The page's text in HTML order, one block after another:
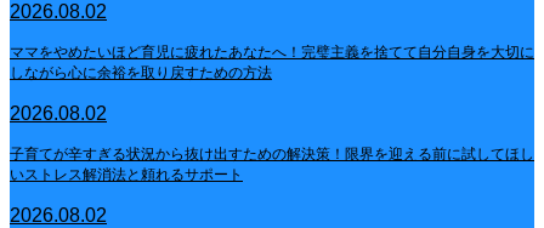
2026.08.02
ママをやめたいほど育児に疲れたあなたへ！完璧主義を捨てて自分自身を大切に
しながら心に余裕を取り戻すための方法
2026.08.02
子育てが辛すぎる状況から抜け出すための解決策！限界を迎える前に試してほし
いストレス解消法と頼れるサポート
2026.08.02